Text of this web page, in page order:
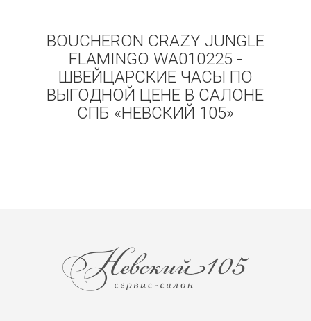
BOUCHERON CRAZY JUNGLE
FLAMINGO WA010225 -
ШВЕЙЦАРСКИЕ ЧАСЫ ПО
ВЫГОДНОЙ ЦЕНЕ В САЛОНЕ
СПБ «НЕВСКИЙ 105»